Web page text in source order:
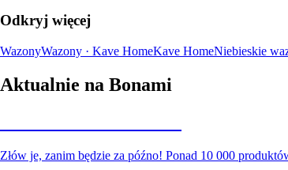
Odkryj więcej
WazonyWazony · Kave HomeKave HomeNiebieskie
Aktualnie na Bonami
Złów je, zanim będzie za późno! Ponad 10 000